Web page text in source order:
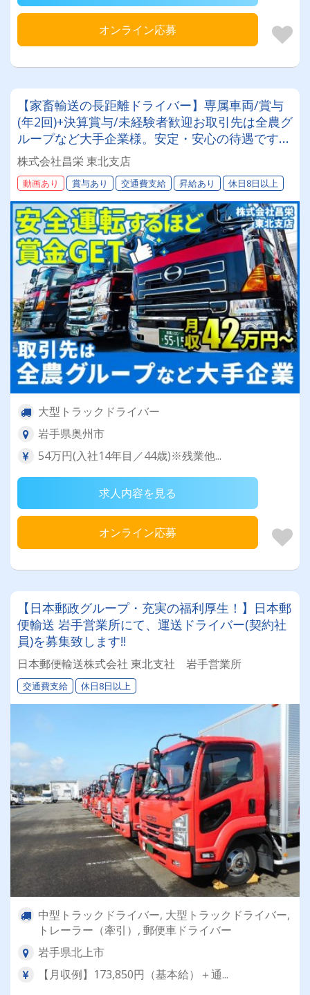
オンライン応募
【家畜輸送の長距離ドライバー】専属車両/賞与
(年2回)+決算賞与/未経験者歓迎お取引先は全農グ
ループなど大手企業様。安定・安心の待遇です☆
当社独自の待遇☆燃費ランキング上位14位には毎
月最大4万円～4000円支給♪
株式会社昌栄 東北支店
動画あり 賞与あり 交通費支給 昇給あり 休日8日以上
大型トラックドライバー
岩手県奥州市
54万円(入社14年目／44歳)※残業他...
求人内容を見る
オンライン応募
【日本郵政グループ・充実の福利厚生！】日本郵
便輸送 岩手営業所にて、運送ドライバー(契約社
員)を募集致します!!
日本郵便輸送株式会社 東北支社 岩手営業所
交通費支給 休日8日以上
中型トラックドライバー, 大型トラックドライバー,
トレーラー（牽引）, 郵便車ドライバー
岩手県北上市
【月収例】173,850円（基本給）＋通...